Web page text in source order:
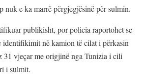
nuk e ka marrë përgjegjësinë për sulmin.
publikisht, por policia raportohet se
identifikimit në kamion të cilat i përkasin
31 vjeçar me origjinë nga Tunizia i cili
i sulmit.